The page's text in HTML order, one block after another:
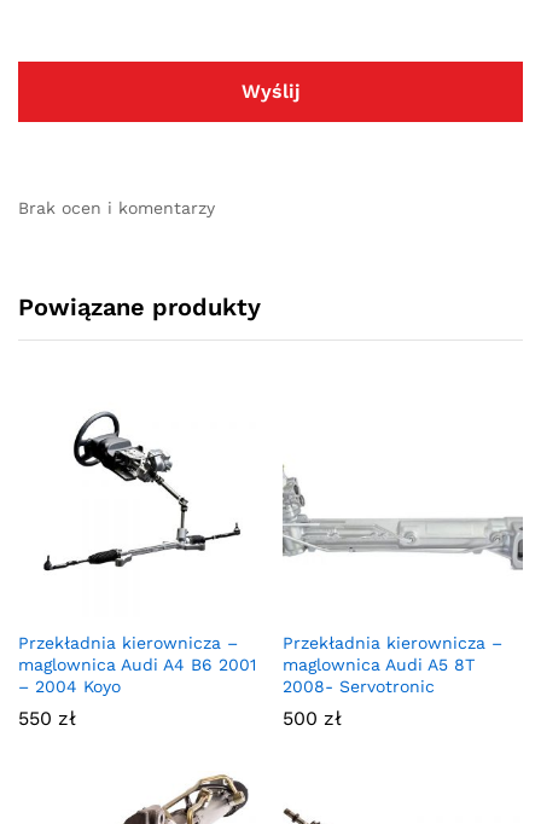
Brak ocen i komentarzy
Powiązane produkty
Przekładnia kierownicza –
maglownica Audi A4 B6 2001
– 2004 Koyo
550 zł
Przekładnia kierownicza –
maglownica Audi A5 8T
2008- Servotronic
500 zł